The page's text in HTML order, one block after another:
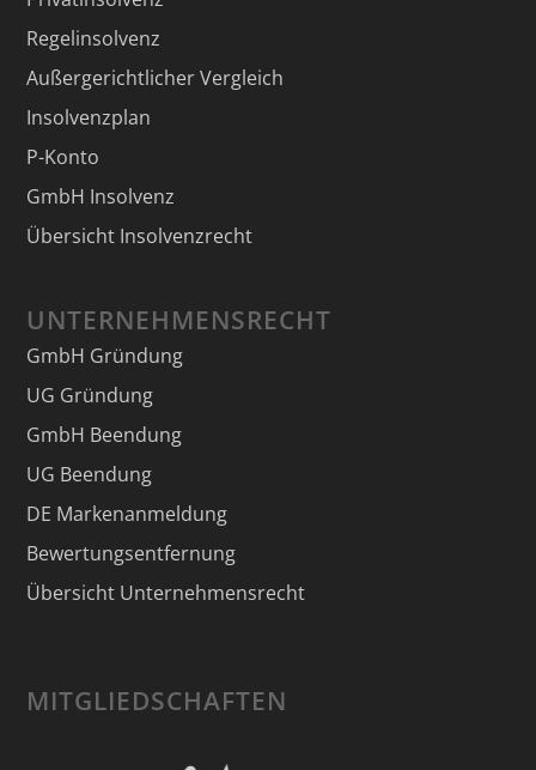
Regelinsolvenz
Außergerichtlicher Vergleich
Insolvenzplan
P-Konto
GmbH Insolvenz
Übersicht Insolvenzrecht
UNTERNEHMENSRECHT
GmbH Gründung
UG Gründung
GmbH Beendung
UG Beendung
DE Markenanmeldung
Bewertungsentfernung
Übersicht Unternehmensrecht
MITGLIEDSCHAFTEN